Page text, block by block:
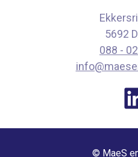
5692
088 -
© MaeS